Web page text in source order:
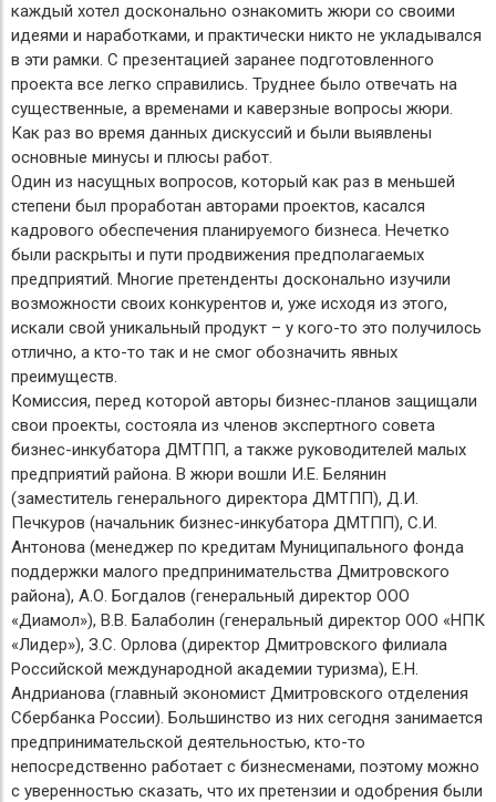
каждый хотел досконально ознакомить жюри со своими
идеями и наработками, и практически никто не укладывался
в эти рамки. С презентацией заранее подготовленного
проекта все легко справились. Труднее было отвечать на
существенные, а временами и каверзные вопросы жюри.
Как раз во время данных дискуссий и были выявлены
основные минусы и плюсы работ.
Один из насущных вопросов, который как раз в меньшей
степени был проработан авторами проектов, касался
кадрового обеспечения планируемого бизнеса. Нечетко
были раскрыты и пути продвижения предполагаемых
предприятий. Многие претенденты досконально изучили
возможности своих конкурентов и, уже исходя из этого,
искали свой уникальный продукт – у кого-то это получилось
отлично, а кто-то так и не смог обозначить явных
преимуществ.
Комиссия, перед которой авторы бизнес-планов защищали
свои проекты, состояла из членов экспертного совета
бизнес-инкубатора ДМТПП, а также руководителей малых
предприятий района. В жюри вошли И.Е. Белянин
(заместитель генерального директора ДМТПП), Д.И.
Печкуров (начальник бизнес-инкубатора ДМТПП), С.И.
Антонова (менеджер по кредитам Муниципального фонда
поддержки малого предпринимательства Дмитровского
района), А.О. Богдалов (генеральный директор ООО
«Диамол»), В.В. Балаболин (генеральный директор ООО «НПК
«Лидер»), З.С. Орлова (директор Дмитровского филиала
Российской международной академии туризма), Е.Н.
Андрианова (главный экономист Дмитровского отделения
Сбербанка России). Большинство из них сегодня занимается
предпринимательской деятельностью, кто-то
непосредственно работает с бизнесменами, поэтому можно
с уверенностью сказать, что их претензии и одобрения были